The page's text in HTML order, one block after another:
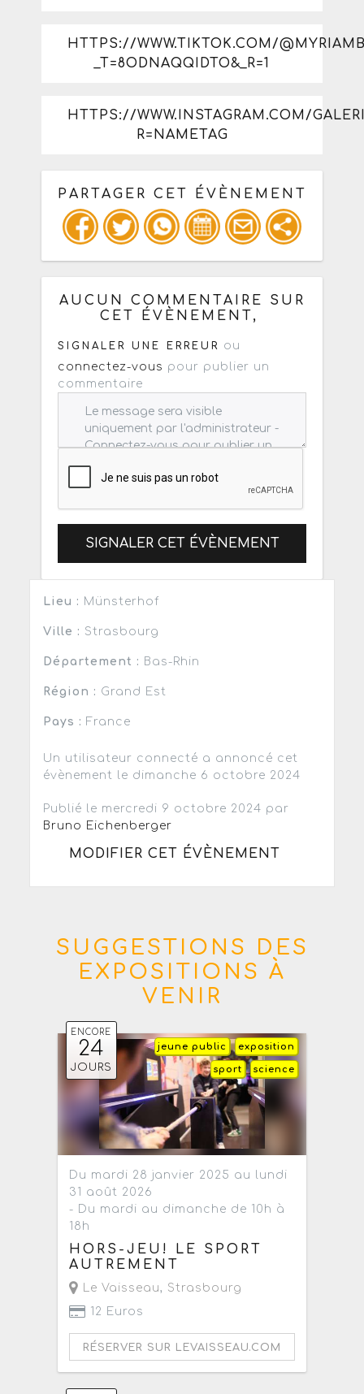
HTTPS://WWW.TIKTOK.COM/
_T=8ODNAQQIDTO&_R=1
HTTPS://WWW.INSTAGRAM.COM/
R=NAMETAG
PARTAGER CET ÉVÈNEMENT
Copiez les infos ci-dessous pour un
: mail / forum / réseau social
AUCUN COMMENTAIRE SUR
CET ÉVÈNEMENT,
SIGNALER UNE ERREUR
ou
connectez-vous pour publier un
commentaire
SIGNALER CET ÉVÈNEMENT
Lieu : Münsterhof
Ville : Strasbourg
Département : Bas-Rhin
Région : Grand Est
Pays : France
Un utilisateur connecté a annoncé cet
évènement le dimanche 6 octobre 2024
Publié le mercredi 9 octobre 2024 par
Bruno Eichenberger
MODIFIER CET ÉVÈNEMENT
SUGGESTIONS DES
EXPOSITIONS À
VENIR
ENCORE
24
JOURS
exposition
jeune public
science
sport
Du mardi 28 janvier 2025 au lundi
31 août 2026
- Du mardi au dimanche de 10h à
18h
HORS-JEU! LE SPORT
AUTREMENT
Le Vaisseau, Strasbourg
12 Euros
RÉSERVER SUR LEVAISSEAU.COM